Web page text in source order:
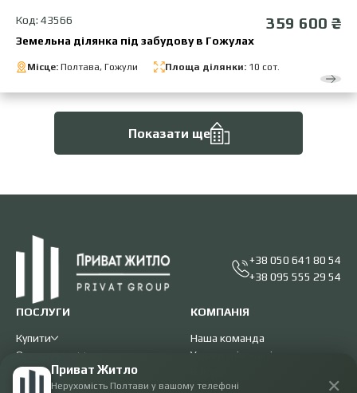
Приват Житло
Нерухомість Полтави у вашому телефоні ✕
Код: 43566 359 600 ₴
Земельна ділянка під забудову в Гожулах
Місце: Полтава, Гожули Площа ділянки: 10 сот.
Показати ще
+38 050 641 80 54
+38 095 555 29 54
ПОСЛУГИ
Купити
Орендувати
Продати
Здати в оренду
КОМПАНІЯ
Наша команда
Умови співпраці
Блог